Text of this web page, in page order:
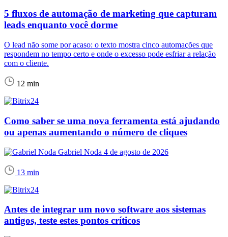
5 fluxos de automação de marketing que capturam
leads enquanto você dorme
O lead não some por acaso: o texto mostra cinco automações que
respondem no tempo certo e onde o excesso pode esfriar a relação
com o cliente.
12 min
Como saber se uma nova ferramenta está ajudando
ou apenas aumentando o número de cliques
Gabriel Noda 4 de agosto de 2026
13 min
Antes de integrar um novo software aos sistemas
antigos, teste estes pontos críticos